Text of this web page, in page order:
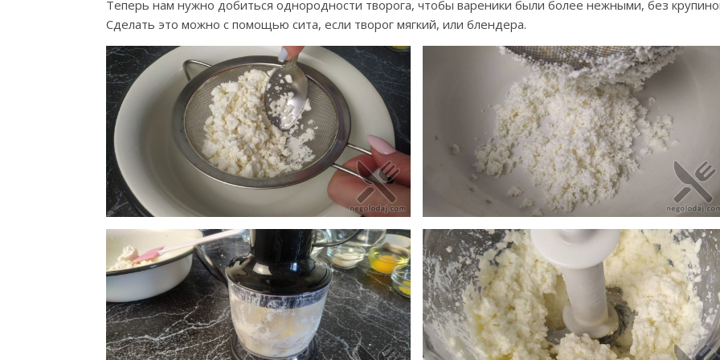
Теперь нам нужно добиться однородности творога, чтобы вареники были более нежными, без
Сделать это можно с помощью сита, если творог мягкий, или блендера.